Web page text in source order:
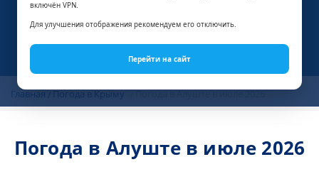
включён VPN.
Для улучшения отображения рекомендуем его отключить.
Перейти на сайт
Главная Погода в Крыму
Погода в Алуште в июле 2026